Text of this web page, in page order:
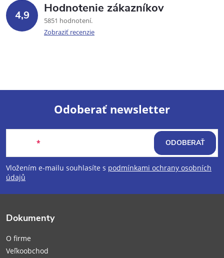
4,9 Hodnotenie zákazníkov
5851 hodnotení
Zobraziť recenzie
Z
á
p
Odoberať newsletter
Vložením e-mailu souhlasíte s podmínkami ochrany osobních
údajů
ODOBERAŤ
Dokumenty
O firme
Veľkoobchod